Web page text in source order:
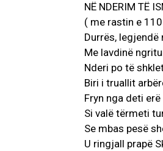
NË NDERIM TË
( me rastin e
Durrës, legjendë
Me lavdinë
Nderi po të
Biri i truallit
Fryn nga deti erë
Si valë tërmeti
Se mbas pesë
U ringjall prapë